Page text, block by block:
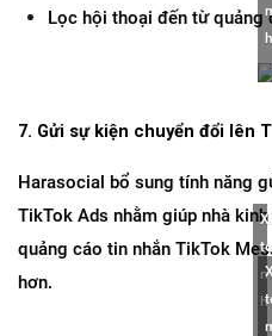
Lọc hội thoại đến từ quảng
7. Gửi sự kiện chuyển đổi lên
Harasocial bổ sung tính năng
TikTok Ads nhằm giúp nhà
quảng cáo tin nhắn TikTok
hơn.